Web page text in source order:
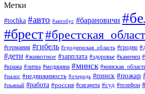
Метки
#tochka #авто #автобус #барановичи
#брест
#германия #гибель #гродненская_область #гродно
#дети #животное #зарплата #здоровье #каменец
#кража #литва #медицина #минск
#налог #недвижимость #очередь #пинск #пожар
#пьяный #работа #россия #сигарета #суд #телефон